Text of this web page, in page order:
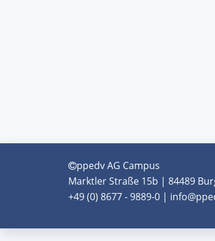
ppedv AG Campus
Marktler Straße 15b | 84489
+49 (0) 8677 - 9889-0 |